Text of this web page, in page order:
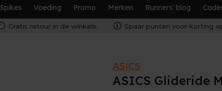
Spikes Voeding Promo Merken Runners' blog
Gratis retour in de winkels. Spaar punten voor korting
ASICS
ASICS Glideride